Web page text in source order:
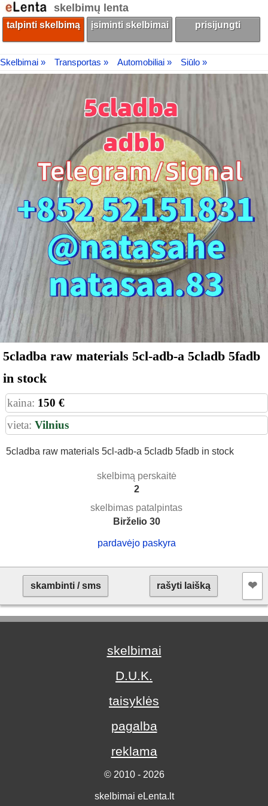
skelbimų lenta
talpinti skelbimą įsiminti skelbimai prisijungti
Skelbimai » Transportas » Automobiliai » Siūlo »
5cladba raw materials 5cl-adb-a 5cladb 5fadb
in stock
kaina: 150 €
vieta: Vilnius
5cladba raw materials 5cl-adb-a 5cladb 5fadb in stock
skelbimą perskaitė
2
skelbimas patalpintas
Birželio 30
pardavėjo paskyra
skambinti / sms rašyti laišką ❤︎
skelbimai
D.U.K.
taisyklės
pagalba
reklama
© 2010 - 2026
skelbimai eLenta.lt